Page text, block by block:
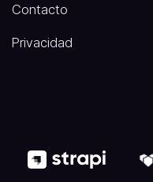
Contacto
Privacidad